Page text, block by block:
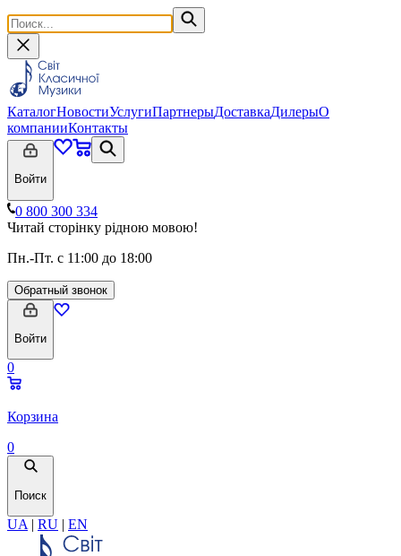
КаталогНовостиУслугиПартнерыДоставкаДилерыО
компанииКонтакты
Войти
0 800 300 334
Читай сторінку рідною мовою!
Пн.-Пт. с 11:00 до 18:00
Обратный звонок
Войти
0
Корзина
0
Поиск
UA | RU | EN